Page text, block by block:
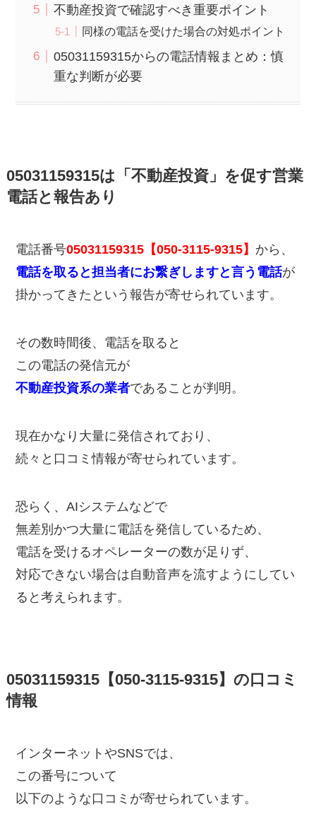
不動産投資で確認すべき重要ポイント
同様の電話を受けた場合の対処ポイント
05031159315からの電話情報まとめ：慎
重な判断が必要
05031159315は「不動産投資」を促す営業
電話と報告あり
電話番号05031159315【050-3115-9315】 から、
電話を取ると担当者にお繋ぎしますと言う電話が
掛かってきたという報告が寄せられています。
その数時間後、電話を取ると
この電話の発信元が
不動産投資系の業者であることが判明。
現在かなり大量に発信されており、
続々と口コミ情報が寄せられています。
恐らく、AIシステムなどで
無差別かつ大量に電話を発信しているため、
電話を受けるオペレーターの数が足りず、
対応できない場合は自動音声を流すようにしてい
ると考えられます。
05031159315【050-3115-9315】の口コミ
情報
インターネットやSNSでは、
この番号について
以下のような口コミが寄せられています。